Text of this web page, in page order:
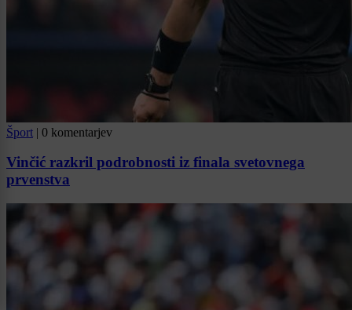
Šport | 0 komentarjev
Vinčić razkril podrobnosti iz finala svetovnega
prvenstva